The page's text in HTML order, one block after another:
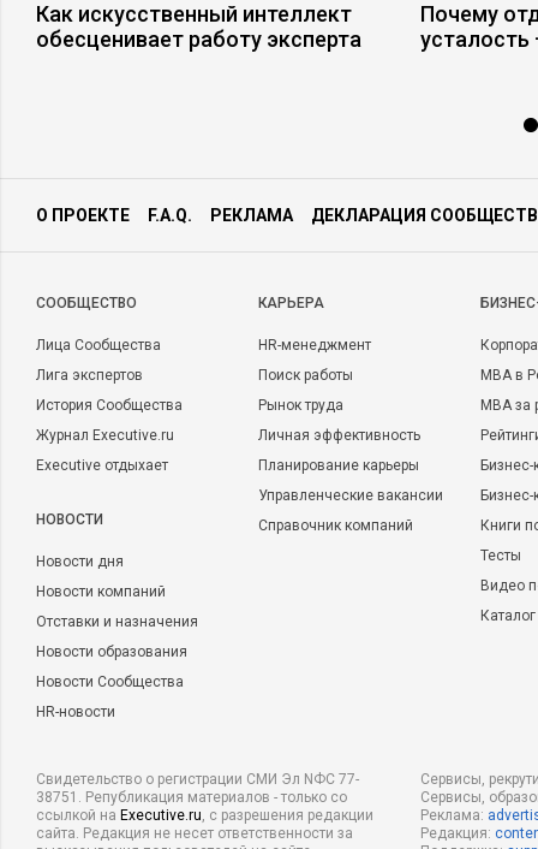
Как искусственный интеллект
обесценивает работу эксперта
Почему
О ПРОЕКТЕ F.A.Q. РЕКЛАМА ДЕКЛАРАЦИЯ
CООБЩЕСТВО
Лица Сообщества
Лига экспертов
История Сообщества
Журнал Executive.ru
Executive отдыхает
НОВОСТИ
Новости дня
Новости компаний
Отставки и назначения
Новости образования
Новости Сообщества
HR-новости
КАРЬЕРА
HR-менеджмент
Поиск работы
Рынок труда
Личная эффективность
Планирование карьеры
Управленческие вакансии
Справочник компаний
MBA в
MBA
Бизнес-
Книги
Тесты
Видео
Свидетельство о регистрации СМИ Эл NФС 77-
38751. Републикация материалов - только со
ссылкой на Executive.ru, с разрешения редакции
сайта. Редакция не несет ответственности за
Сервисы,
Сервисы,
Реклама:
Редакция: